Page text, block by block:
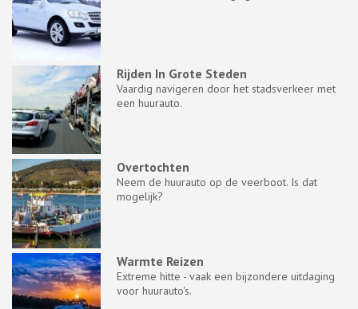
Rijden In Grote Steden
Vaardig navigeren door het stadsverkeer met
een huurauto.
Overtochten
Neem de huurauto op de veerboot. Is dat
mogelijk?
Warmte Reizen
Extreme hitte - vaak een bijzondere uitdaging
voor huurauto's.